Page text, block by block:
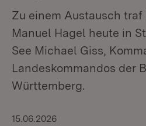
Zu einem Austausch
Manuel Hagel heute in
See Michael Giss,
Landeskommandos der
Württemberg.
15.06.2026